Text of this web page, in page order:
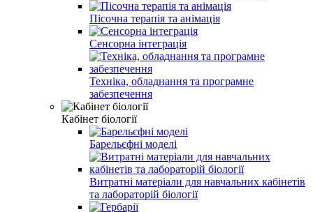
Пісочна терапія та анімація
Сенсорна інтеграція
Техніка, обладнання та програмне
забезпечення
Кабінет біології
Барельєфні моделі
Витратні матеріали для навчальних кабінетів
та лабораторій біології